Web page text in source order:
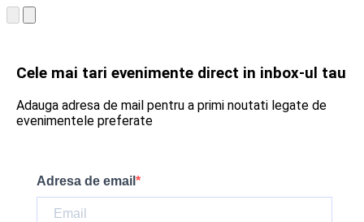
Cele mai tari evenimente direct in inbox-ul tau
Adauga adresa de mail pentru a primi noutati legate de
evenimentele preferate
Adresa de email